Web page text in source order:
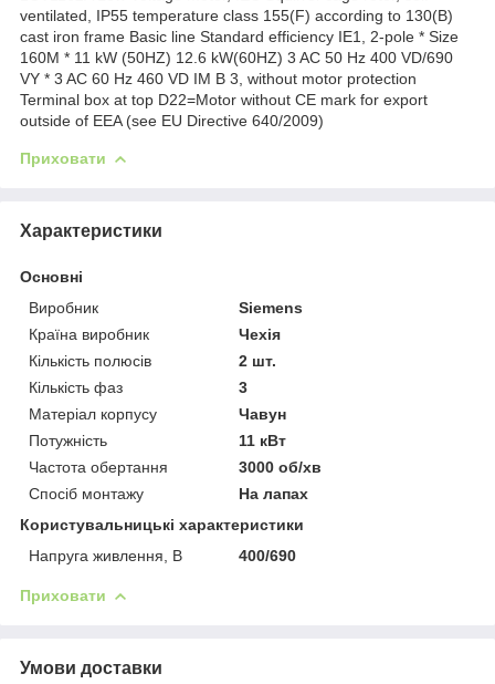
ventilated, IP55 temperature class 155(F) according to 130(B)
cast iron frame Basic line Standard efficiency IE1, 2-pole * Size
160M * 11 kW (50HZ) 12.6 kW(60HZ) 3 AC 50 Hz 400 VD/690
VY * 3 AC 60 Hz 460 VD IM B 3, without motor protection
Terminal box at top D22=Motor without CE mark for export
outside of EEA (see EU Directive 640/2009)
Приховати
Характеристики
Основні
Виробник
Siemens
Країна виробник
Чехія
Кількість полюсів
2 шт.
Кількість фаз
3
Матеріал корпусу
Чавун
Потужність
11 кВт
Частота обертання
3000 об/хв
Спосіб монтажу
На лапах
Користувальницькі характеристики
Напруга живлення, В
400/690
Приховати
Умови доставки